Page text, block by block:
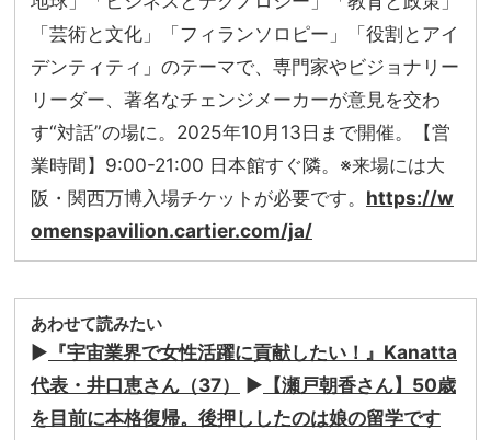
「芸術と文化」「フィランソロピー」「役割とアイ
デンティティ」のテーマで、専門家やビジョナリー
リーダー、著名なチェンジメーカーが意見を交わ
す“対話”の場に。2025年10月13日まで開催。【営
業時間】9:00-21:00 日本館すぐ隣。※来場には大
阪・関西万博入場チケットが必要です。 https://w
omenspavilion.cartier.com/ja/
あわせて読みたい
▶︎ 『宇宙業界で女性活躍に貢献したい！』Kanatta
代表・井口恵さん（37）
▶︎ 【瀬戸朝香さん】50歳
を目前に本格復帰。後押ししたのは娘の留学です